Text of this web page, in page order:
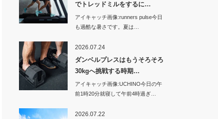
でトレッドミルをするに…
アイキャッチ画像:runners pulse今日
も過酷な暑さです。夏は…
2026.07.24
ダンベルプレスはもうそろそろ
30kgへ挑戦する時期…
アイキャッチ画像:UCHINO今日の午
前1時20分就寝して午前4時過ぎ…
2026.07.22